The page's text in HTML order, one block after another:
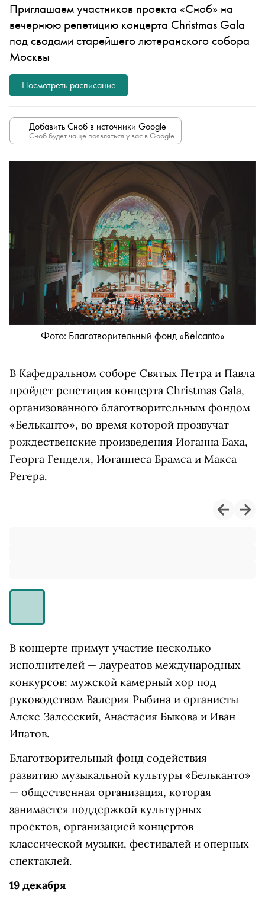
Приглашаем участников проекта «Сноб» на
вечернюю репетицию концерта Christmas Gala
под сводами старейшего лютеранского собора
Москвы
Посмотреть расписание
Добавить Сноб в источники Google
Сноб будет чаще появляться у вас в Google.
Фото: Благотворительный фонд «Belcanto»
В Кафедральном соборе Святых Петра и Павла
пройдет репетиция концерта Christmas Gala,
организованного благотворительным фондом
«Бельканто», во время которой прозвучат
рождественские произведения Иоганна Баха,
Георга Генделя, Иоганнеса Брамса и Макса
Регера.
В концерте примут участие несколько
исполнителей — лауреатов международных
конкурсов: мужской камерный хор под
руководством Валерия Рыбина и органисты
Алекс Залесский, Анастасия Быкова и Иван
Ипатов.
Благотворительный фонд содействия
развитию музыкальной культуры «Бельканто»
— общественная организация, которая
занимается поддержкой культурных
проектов, организацией концертов
классической музыки, фестивалей и оперных
спектаклей.
19 декабря